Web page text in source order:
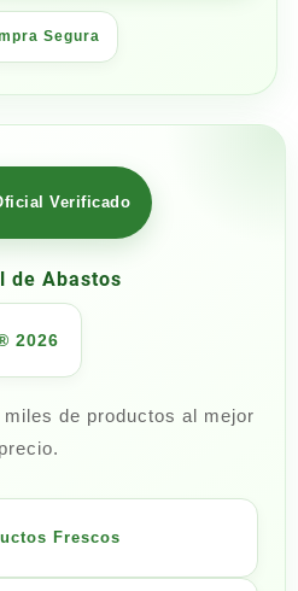
Segura
Verificado
de Abastos
2026
de productos al mejor
precio.
Frescos